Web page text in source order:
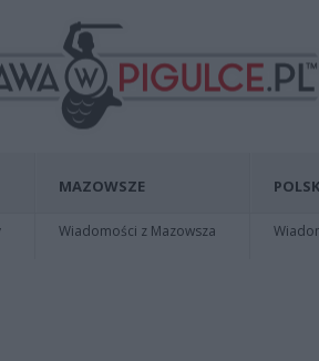
MAZOWSZE
Wiadomości z Mazowsza